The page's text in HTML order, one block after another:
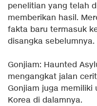
penelitian yang telah
memberikan hasil.
fakta baru termasuk
disangka sebelumnya.
Gonjiam: Haunted
mengangkat jalan
Gonjiam juga memiliki
Korea di dalamnya.